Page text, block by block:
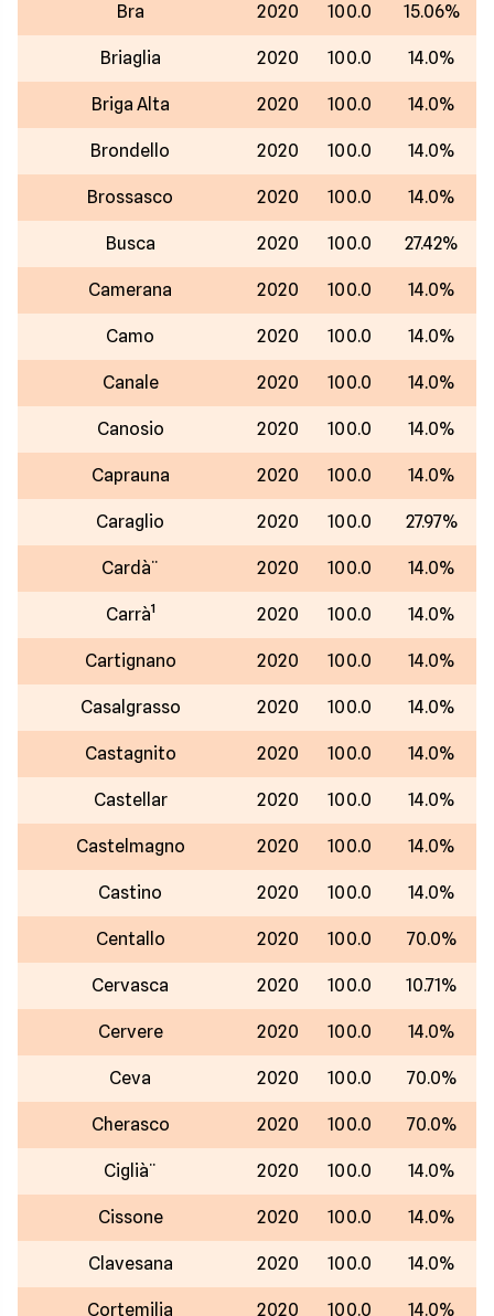
Bra 2020 100.0 15.06%
Briaglia 2020 100.0 14.0%
Briga Alta 2020 100.0 14.0%
Brondello 2020 100.0 14.0%
Brossasco 2020 100.0 14.0%
Busca 2020 100.0 27.42%
Camerana 2020 100.0 14.0%
Camo 2020 100.0 14.0%
Canale 2020 100.0 14.0%
Canosio 2020 100.0 14.0%
Caprauna 2020 100.0 14.0%
Caraglio 2020 100.0 27.97%
Cardà¨ 2020 100.0 14.0%
Carrà¹ 2020 100.0 14.0%
Cartignano 2020 100.0 14.0%
Casalgrasso 2020 100.0 14.0%
Castagnito 2020 100.0 14.0%
Castellar 2020 100.0 14.0%
Castelmagno 2020 100.0 14.0%
Castino 2020 100.0 14.0%
Centallo 2020 100.0 70.0%
Cervasca 2020 100.0 10.71%
Cervere 2020 100.0 14.0%
Ceva 2020 100.0 70.0%
Cherasco 2020 100.0 70.0%
Ciglià¨ 2020 100.0 14.0%
Cissone 2020 100.0 14.0%
Clavesana 2020 100.0 14.0%
Cortemilia 2020 100.0 14.0%